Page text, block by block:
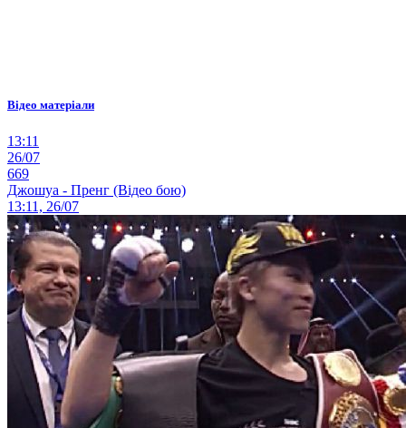
Відео матеріали
13:11
26/07
669
Джошуа - Пренг (Відео бою)
13:11, 26/07